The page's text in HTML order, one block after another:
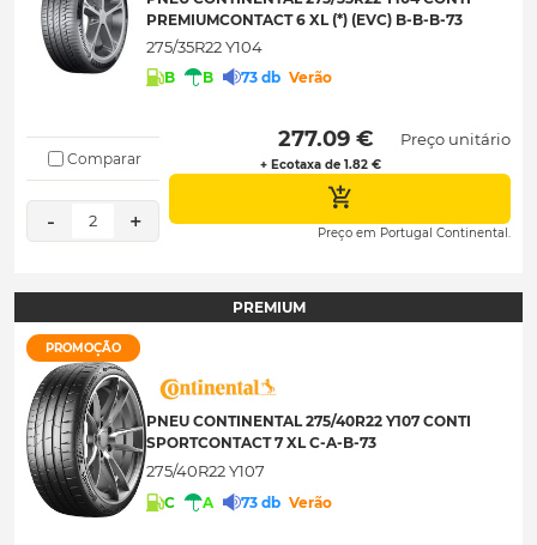
PREMIUMCONTACT 6 XL (*) (EVC) B-B-B-73
275/35R22 Y104
B B 73 db Verão
Comparar
- 2 +
277.09 €
+ Ecotaxa de 1.82 €
Preço unitário
Preço em Portugal Continental.
PREMIUM
PROMOÇÃO
PNEU CONTINENTAL 275/40R22 Y107 CONTI
SPORTCONTACT 7 XL C-A-B-73
275/40R22 Y107
C A 73 db Verão